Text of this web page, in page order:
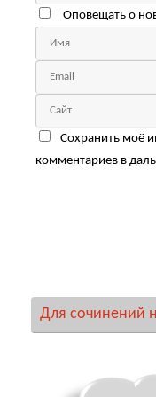
Оповещать о
Сохранить моё
комментариев в
Для сочинений